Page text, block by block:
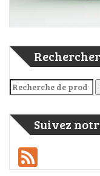
Recherche pour :
Suivez